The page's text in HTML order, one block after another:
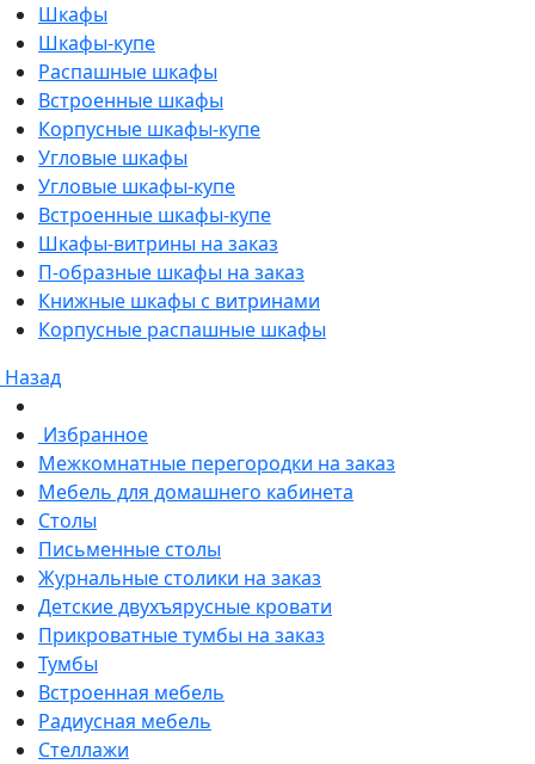
Шкафы
Шкафы-купе
Распашные шкафы
Встроенные шкафы
Корпусные шкафы-купе
Угловые шкафы
Угловые шкафы-купе
Встроенные шкафы-купе
Шкафы-витрины на заказ
П-образные шкафы на заказ
Книжные шкафы с витринами
Корпусные распашные шкафы
Назад
Избранное
Межкомнатные перегородки на заказ
Мебель для домашнего кабинета
Столы
Письменные столы
Журнальные столики на заказ
Детские двухъярусные кровати
Прикроватные тумбы на заказ
Тумбы
Встроенная мебель
Радиусная мебель
Стеллажи